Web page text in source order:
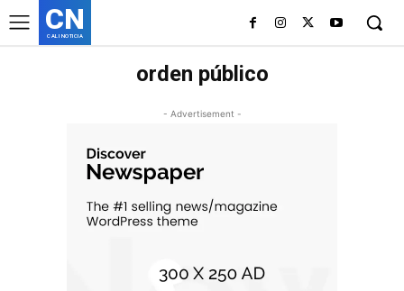
CN
CALI NOTICIA
orden público
- Advertisement -